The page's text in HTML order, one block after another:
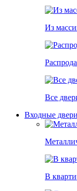
Из
Все
Входные двери
В